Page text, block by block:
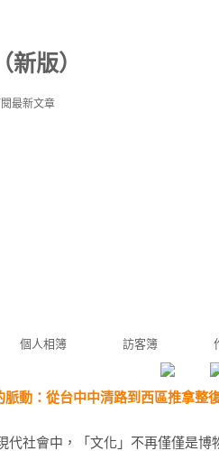
新版）
個人相簿 訪客簿
最新文章
脈動：從台中中清路到西區推拿整
代社會中，「文化」不再僅僅是